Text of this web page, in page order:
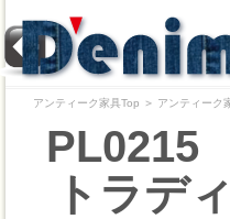
アンティーク家具Top ＞ アンティーク
PL0215
トラデ